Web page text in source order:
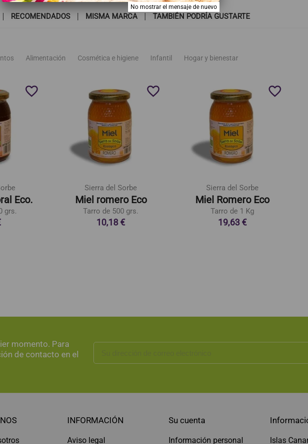
RECOMENDADOS MISMA MARCA TAMBIÉN PODRÍA GUSTARTE
Alimentación Cosmética e higiene Infantil Hogar y bienestar
Eco.
grs.
favorite_border
Sierra del Sorbe
Miel romero Eco
Tarro de 500 grs.
10,18 €
favorite_border
Sierra del Sorbe
Miel Romero Eco
Tarro de 1 Kg
19,63 €
favorite_border
momento. Para
de contacto en el
INFORMACIÓN
Aviso legal
Su cuenta
Información personal Islas
No mostrar el mensaje de nuevo